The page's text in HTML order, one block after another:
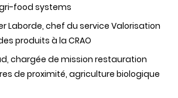
food systems
Laborde, chef du service Valorisation
produits à la CRAO
chargée de mission restauration
de proximité, agriculture biologique